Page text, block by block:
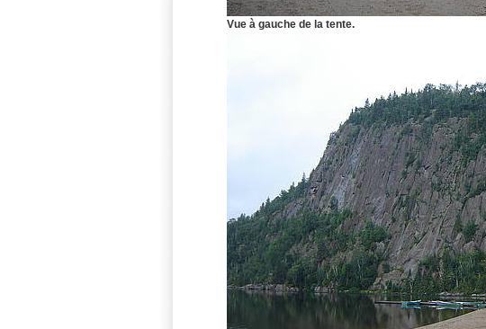
Vue à gauche de la tente.